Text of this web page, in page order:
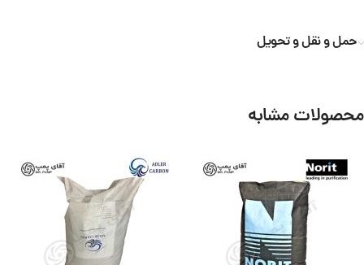
حمل و نقل و تحویل
محصولات مشابه